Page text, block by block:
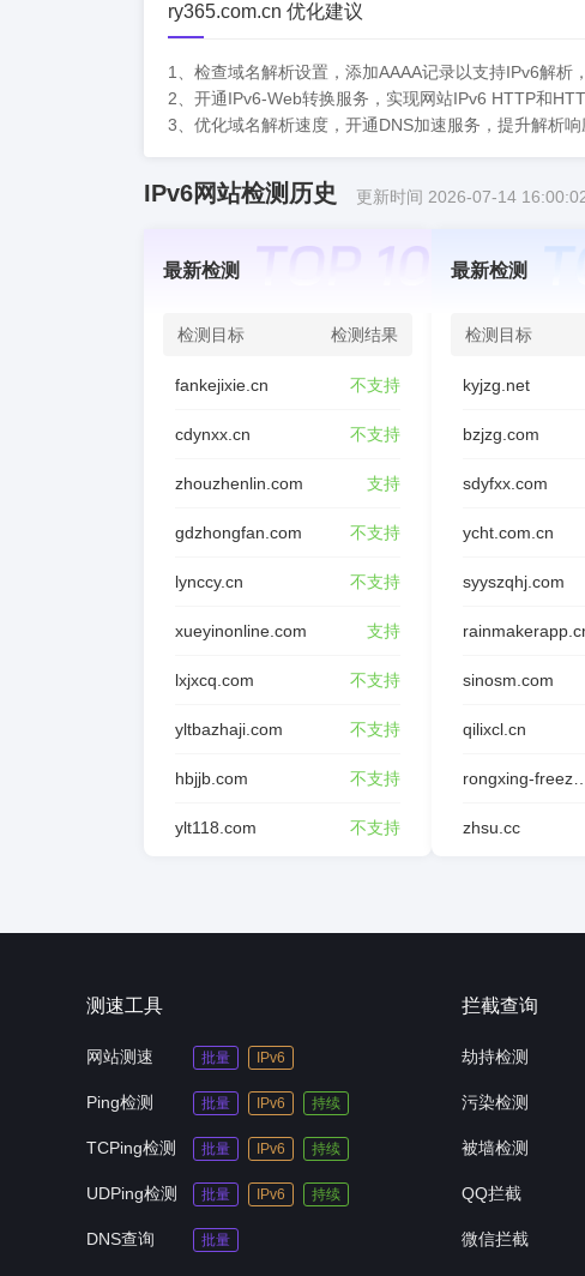
ry365.com.cn 优化建议
1、检查域名解析设置，添加AAAA记录以支持IPv6解析
2、开通IPv6-Web转换服务，实现网站IPv6 HTTP和
3、优化域名解析速度，开通DNS加速服务，提升解析响
IPv6网站检测历史 更新时间 2026-07-14
最新检测
检测目标 检测结果
fankejixie.cn 不支持
cdynxx.cn 不支持
zhouzhenlin.com 支持
gdzhongfan.com 不支持
lynccy.cn 不支持
xueyinonline.com 支持
lxjxcq.com 不支持
yltbazhaji.com 不支持
hbjjb.com 不支持
ylt118.com 不支持
最新检测
检测目标
kyjzg.net
bzjzg.com
sdyfxx.com
ycht.com.cn
syyszqhj.com
sinosm.com
qilixcl.cn
zhsu.cc
测速工具
网站测速 批量 IPv6
Ping检测 批量 IPv6 持续
TCPing检测 批量 IPv6 持续
UDPing检测 批量 IPv6 持续
DNS查询 批量
拦截查询
劫持检测
污染检测
被墙检测
QQ拦截
微信拦截